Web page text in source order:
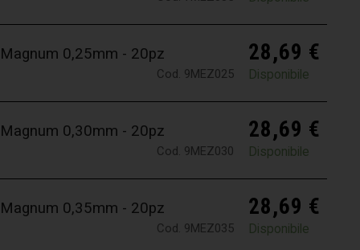
0,25mm - 20pz
Cod. 9MEZ025
28,69 €
Disponibile
0,30mm - 20pz
Cod. 9MEZ030
28,69 €
Disponibile
0,35mm - 20pz
Cod. 9MEZ035
28,69 €
Disponibile